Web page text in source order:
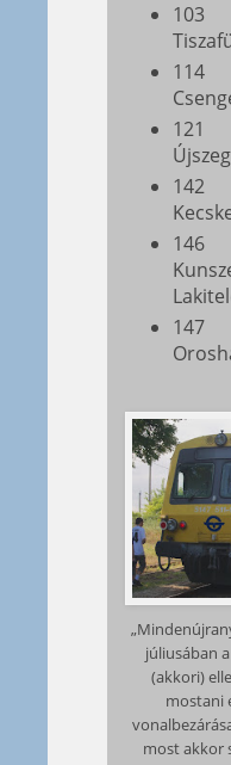
114
121
142
146
147
júliusában
(akkori)
mostani
most akkor